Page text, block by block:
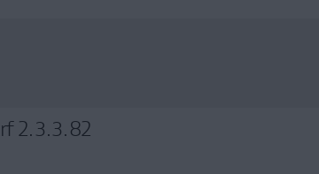
2.3.3.82